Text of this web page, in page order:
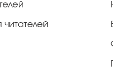
читателей